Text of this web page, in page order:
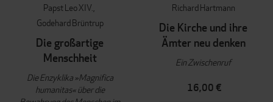
Papst Leo XIV.
Godehard Brüntrup
Die großartige
Menschheit
Die Enzyklika »Magnifica
humanitas« über die
Richard Hartmann
Die Kirche und ihre
Ämter neu denken
Ein Zwischenruf
16,00 €